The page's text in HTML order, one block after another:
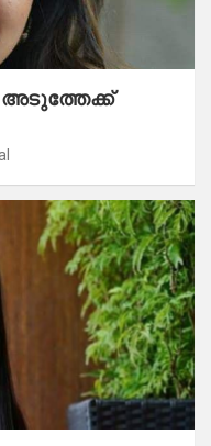
അടുത്തേക്ക്